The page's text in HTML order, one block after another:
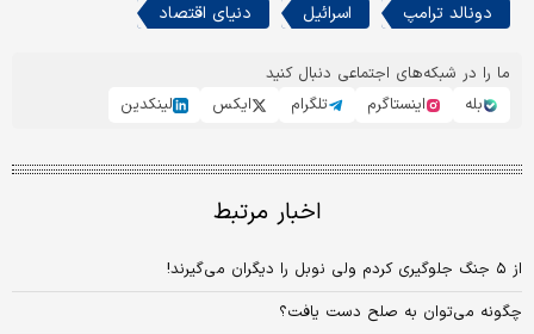
دونالد ترامپ
اسرائیل دنیای اقتصاد
ما را در شبکه‌های اجتماعی دنبال کنید
بله
اینستاگرم تلگرام ایکس لینکدین
اخبار مرتبط
از ۵ جنگ جلوگیری کردم ولی نوبل را دیگران می‌گیرند!
چگونه می‌توان به صلح دست یافت؟